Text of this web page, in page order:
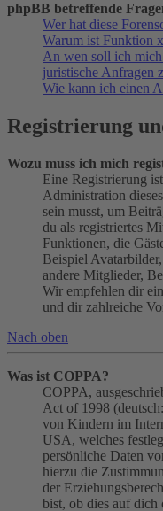
phpBB betreffende
Wer hat diese
Warum ist Funktion
An wen soll ich
juristische Anfragen
Wie kann ich einen
Registrierung
Wozu muss ich mich
Eine Registrierung
Administration
sein musst, um
du als registriertes
Funktionen, die
Beispiel
andere Mitglieder,
Wir empfehlen dir
und dir zahlreiche
Nach oben
Was ist COPPA?
COPPA,
Act of 1998
von Kindern im
USA, welches
persönliche Daten
hierzu die
der
bist, ob dies auf dich